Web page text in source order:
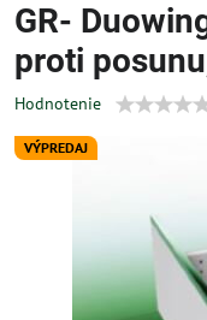
VÝPREDAJ
GR-
proti
Hodnotenie